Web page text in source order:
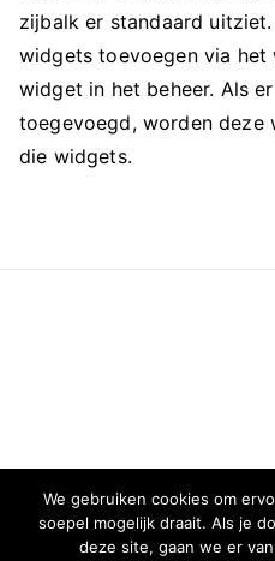
zijbalk er standaard
widgets toevoegen via het
widget in het beheer. Als
toegevoegd, worden deze
die widgets.
We gebruiken cookies om
soepel mogelijk draait. Als je
deze site, gaan we er